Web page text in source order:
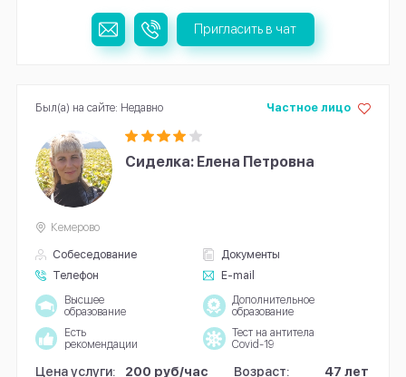
Пригласить в чат
Сиделка: Елена Петровна
Собеседование
Документы
Телефон
E-mail
Частное лицо
Кемерово
Высшее
образование
Дополнительное
образование
Есть
рекомендации
Тест на антитела
Covid-19
Цена услуги: 200 руб/час Возраст: 47 лет
Был(а) на сайте: Недавно